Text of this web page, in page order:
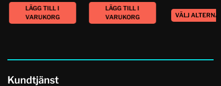
LÄGG TILL I
VARUKORG
LÄGG TILL I
VARUKORG
VÄLJ
Kundtjänst